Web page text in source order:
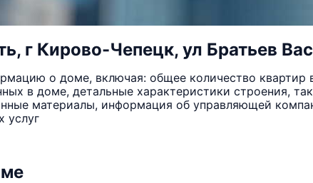
г Кирово-Чепецк, ул Братьев
о доме, включая: общее количество квартир
в доме, детальные характеристики строения,
материалы, информация об управляющей
услуг